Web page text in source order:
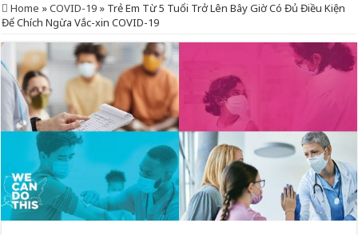
Home »COVID-19 » Trẻ Em Từ 5 Tuổi Trở Lên Bây Giờ Có Đủ Điều Kiện
Để Chích Ngừa Vắc-xin COVID-19